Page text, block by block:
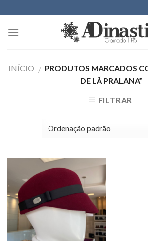
to
content
INÍCIO / PRODUTOS MARCADOS
DE LÃ PRALANA”
FILTRAR